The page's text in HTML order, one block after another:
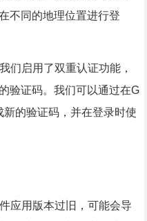
不同的地理位置进行登
们启用了双重认证功能，
验证码。我们可以通过在G
新的验证码，并在登录时使
应用版本过旧，可能会导